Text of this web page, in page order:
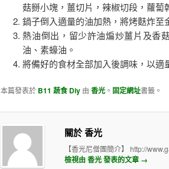
菇掰小塊，薑切片，辣椒切段，蘿蔔
鍋子倒入適量的油加熱，將烤麩炸至
熱油倒出，留少許油煸炒薑片及香
油、素蠔油。
將備好的食材全部加入後調味，以適
本篇發表於 B11 蔬食 Diy由 香光。 固定網址書籤。
關於 香光
【香光尼僧團簡介】 http://
檢視由 香光 發表的文章 →